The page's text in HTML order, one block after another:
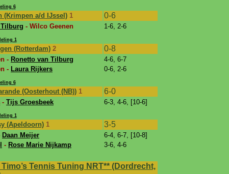
6
(Krimpen a/d IJssel) 1 0-6
- Wilco Geenen 1-6, 2-6
1
(Rotterdam) 2 0-8
- Ronetto van Tilburg 4-6, 6-7
- Laura Rijkers 0-6, 2-6
6
(Oosterhout (NB)) 1 6-0
- Tijs Groesbeek 6-3, 4-6, [10-6]
1
(Apeldoorn) 1 3-5
Daan Meijer 6-4, 6-7, [10-8]
- Rose Marie Nijkamp 3-6, 4-6
Tennis Tuning NRT** (Dordrecht,